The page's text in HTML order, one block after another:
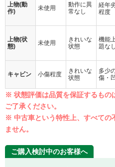
上物(動
作)
未使用
動作に異
常なし
経年
程度
上物(状
態)
未使用
きれいな
状態
機能
題なし
キャビン 小傷程度
きれいな
状態
多少
傷・
※ 状態評価は品質を保証するもの
ご了承ください。
※ 中古車という特性上、すべての
ません。
ご購入検討中のお客様へ